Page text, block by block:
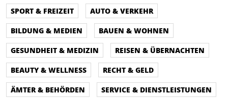
SPORT & FREIZEIT
AUTO & VERKEHR
BILDUNG & MEDIEN
BAUEN & WOHNEN
GESUNDHEIT & MEDIZIN
REISEN & ÜBERNACHTEN
BEAUTY & WELLNESS
RECHT & GELD
ÄMTER & BEHÖRDEN
SERVICE & DIENSTLEISTUNGEN